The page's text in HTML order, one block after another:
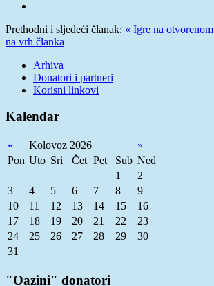
Prethodni i sljedeći članak: « Igre na otvorenom
na vrh članka
Arhiva
Donatori i partneri
Korisni linkovi
Kalendar
« Kolovoz 2026
»
Pon Uto Sri Čet Pet Sub Ned
1
2
3
4 5 6 7 8
9
10
11 12 13 14 15
16
17
18 19 20 21 22
23
24
25 26 27 28 29
30
31
"Oazini" donatori